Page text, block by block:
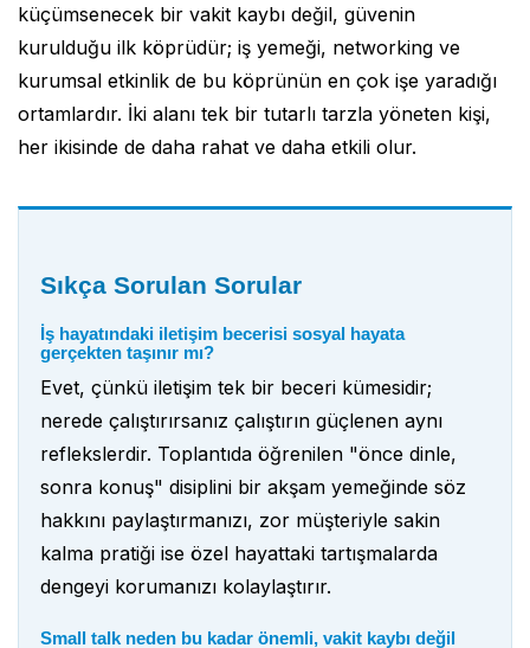
küçümsenecek bir vakit kaybı değil, güvenin
kurulduğu ilk köprüdür; iş yemeği, networking ve
kurumsal etkinlik de bu köprünün en çok işe yaradığı
ortamlardır. İki alanı tek bir tutarlı tarzla yöneten kişi,
her ikisinde de daha rahat ve daha etkili olur.
Sıkça Sorulan Sorular
İş hayatındaki iletişim becerisi sosyal hayata
gerçekten taşınır mı?
Evet, çünkü iletişim tek bir beceri kümesidir;
nerede çalıştırırsanız çalıştırın güçlenen aynı
reflekslerdir. Toplantıda öğrenilen "önce dinle,
sonra konuş" disiplini bir akşam yemeğinde söz
hakkını paylaştırmanızı, zor müşteriyle sakin
kalma pratiği ise özel hayattaki tartışmalarda
dengeyi korumanızı kolaylaştırır.
Small talk neden bu kadar önemli, vakit kaybı değil